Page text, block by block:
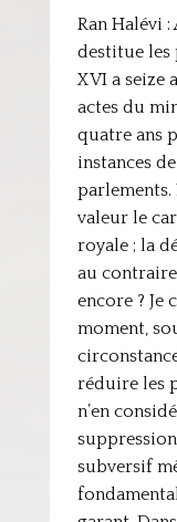
Ran Halévi
destitue les
XVI a seize
actes du
quatre ans
instances
parlements.
valeur le
royale ; la
au
encore ? Je
moment,
réduire les
n’en
subversif